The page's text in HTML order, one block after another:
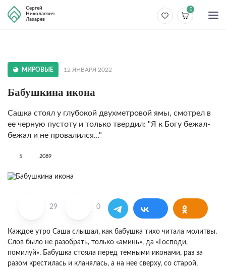
Сергей
Николаевич
Лазарев
0
МИРОВЫЕ 12 ЯНВАРЯ 2022
Бабушкина икона
Сашка стоял у глубокой двухметровой ямы, смотрел в
ее черную пустоту и только твердил: "Я к Богу бежал-
бежал и не провалился..."
5 2089
29 0
Каждое утро Саша слышал, как бабушка тихо читала молитвы.
Слов было не разобрать, только «аминь», да «Господи,
помилуй». Бабушка стояла перед темными иконами, раз за
разом крестилась и кланялась, а на нее сверху, со старой,